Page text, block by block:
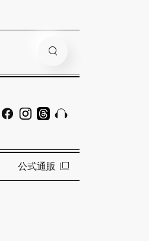
公式通販